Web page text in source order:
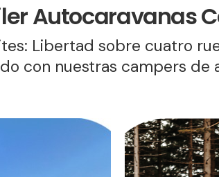
Autocaravanas
Libertad sobre cuatro
con nuestras campers de